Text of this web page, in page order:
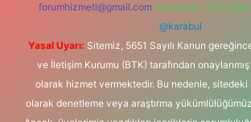
forumhizmeti@gmail.com Whatsapp: 0262 606
@karabul
Yasal Uyarı: Sitemiz, 5651 Sayılı Kanun
ve İletişim Kurumu (BTK) tarafından onaylanmış
olarak hizmet vermektedir. Bu nedenle,
olarak denetleme veya araştırma